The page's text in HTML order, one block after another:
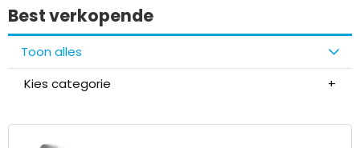
Best verkopende
Toon alles
Kies categorie